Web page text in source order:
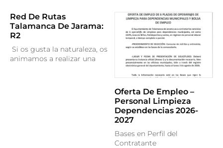
Red De Rutas
Talamanca De Jarama:
R2
Si os gusta la naturaleza, os
animamos a realizar una
Oferta De Empleo –
Personal Limpieza
Dependencias 2026-
2027
Bases en Perfil del
Contratante